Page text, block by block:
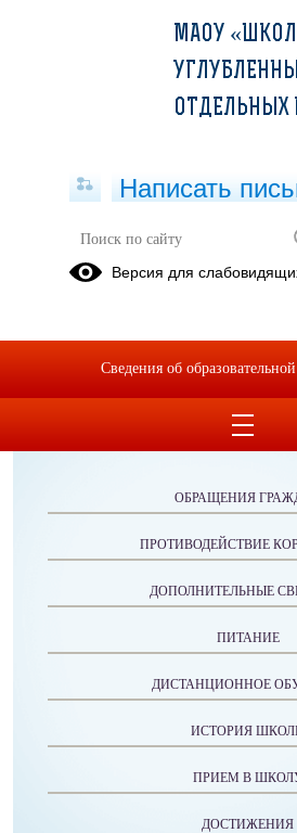
Муниципальный этап
ОБРАЩЕНИЯ
ПРОТИВОДЕЙСТВИЕ
ДОПОЛНИТЕЛЬНЫЕ
ПИТАНИЕ
ДИСТАНЦИОННОЕ
ИСТОРИЯ
ПРИЕМ В
ДОСТИЖЕНИЯ
МАОУ
ОТДЕЛЬНЫХ
Написать
Версия для
Сведения об